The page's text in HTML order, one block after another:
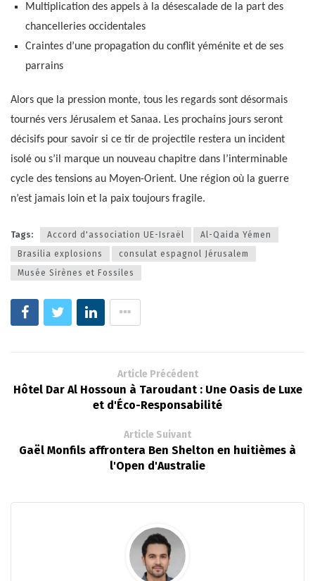
Multiplication des appels à la désescalade de la part des
chancelleries occidentales
Craintes d’une propagation du conflit yéménite et de ses
parrains
Alors que la pression monte, tous les regards sont désormais
tournés vers Jérusalem et Sanaa. Les prochains jours seront
décisifs pour savoir si ce tir de projectile restera un incident
isolé ou s’il marque un nouveau chapitre dans l’interminable
cycle des tensions au Moyen-Orient. Une région où la guerre
n’est jamais loin et la paix toujours fragile.
Tags: Accord d'association UE-Israël
Al-Qaida Yémen
Brasilia explosions
consulat espagnol Jérusalem
Musée Sirènes et Fossiles
Article Précédent
Hôtel Dar Al Hossoun à Taroudant : Une Oasis de Luxe
et d'Éco-Responsabilité
Article Suivant
Gaël Monfils affrontera Ben Shelton en huitièmes à
l'Open d'Australie